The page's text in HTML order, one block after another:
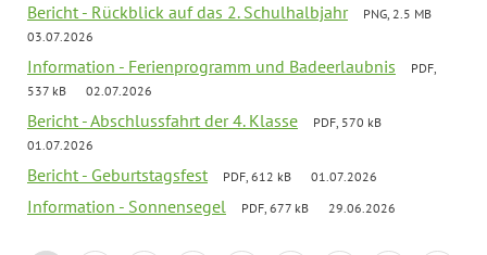
Bericht - Rückblick auf das 2. Schulhalbjahr
PNG, 2.5 MB
03.07.2026
Information - Ferienprogramm und Badeerlaubnis
PDF,
537 kB
02.07.2026
Bericht - Abschlussfahrt der 4. Klasse
PDF, 570 kB
01.07.2026
Bericht - Geburtstagsfest PDF, 612 kB 01.07.2026
Information - Sonnensegel PDF, 677 kB 29.06.2026